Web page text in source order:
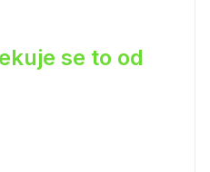
se to od